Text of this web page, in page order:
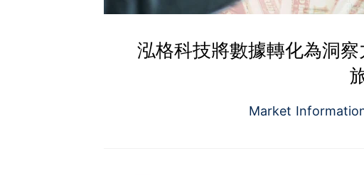
泓格科技將數據轉化為洞
Market